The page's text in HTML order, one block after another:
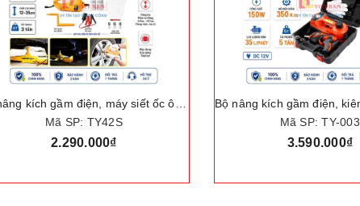
Mã SP: TY42S
2.290.000₫
Mã SP: TY-003
3.590.000₫